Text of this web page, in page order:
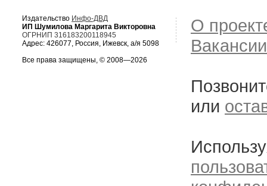
Издательство Инфо-ДВД
ИП Шумилова Маргарита Викторовна
ОГРНИП 316183200118945
Адрес: 426077, Россия, Ижевск, а/я 5098
Все права защищены, © 2008—2026
О
Вакансии
или